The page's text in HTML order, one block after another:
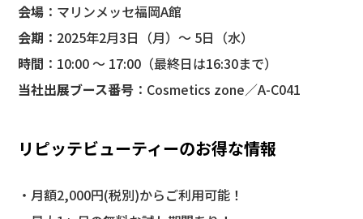
会場 ：マリンメッセ福岡A館
会期 ：2025年2月3日（月）〜 5日（水）
時間 ：10:00 〜 17:00（最終日は16:30まで）
当社出展ブース番号 ：Cosmetics zone／A-C041
リピッテビューティーのお得な情報
・月額2,000円(税別)からご利用可能！